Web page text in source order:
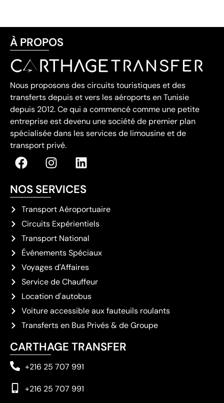
À PROPOS
Nous proposons des circuits touristiques et des
transferts depuis et vers les aéroports en Tunisie
depuis 2012. Ce qui a commencé comme une petite
entreprise est devenu une société de premier plan
spécialisée dans les services de limousine et de
transport privé.
NOS SERVICES
Transport Aéroportuaire
Circuits Expérientiels
Transport National
Événements Spéciaux
Voyages d'Affaires
Service de Chauffeur
Location d'autobus
Voiture accessible aux fauteuils roulants
Transferts en Bus Privés & de Groupe
CARTHAGE TRANSFER
+216 25 707 991
+216 25 707 991